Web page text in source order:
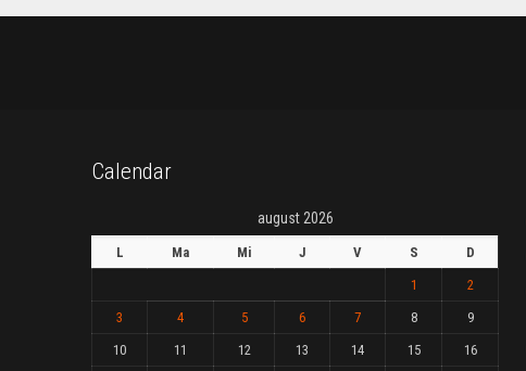
Calendar
august 2026
L Ma Mi J V S
D
1
2
3
4 5 6 7 8
9
10
11 12 13 14 15 16